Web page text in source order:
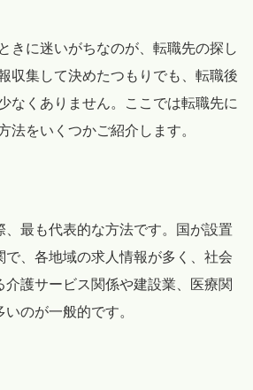
きに迷いがちなのが、転職先の探し
収集して決めたつもりでも、転職後
なくありません。ここでは転職先に
法をいくつかご紹介します。
、最も代表的な方法です。国が設置
で、各地域の求人情報が多く、社会
介護サービス関係や建設業、医療関
のが一般的です。